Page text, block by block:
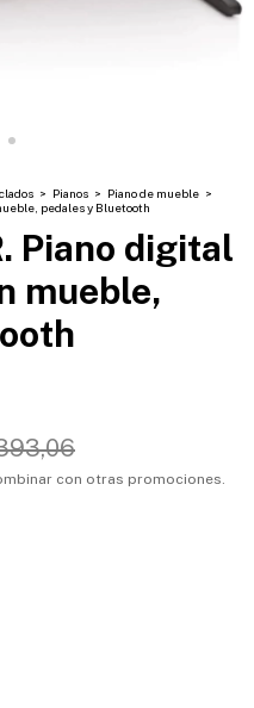
> Pianos > Piano de mueble >
pedales y Bluetooth
Piano digital
mueble,
con otras promociones.